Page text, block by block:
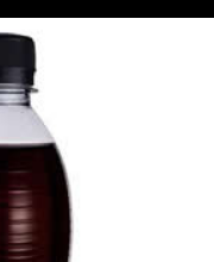
Beställ Online